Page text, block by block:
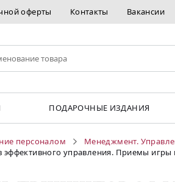
оферты Контакты Вакансии
ПОДАРОЧНЫЕ ИЗДАНИЯ
персоналом
Менеджмент.
управления. Приемы игры